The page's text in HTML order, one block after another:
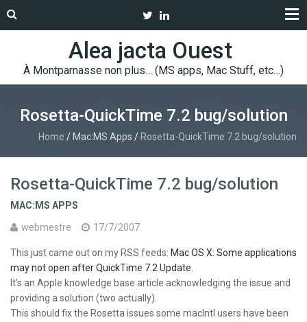
Alea jacta Ouest
À Montparnasse non plus… (MS apps, Mac Stuff, etc…)
Rosetta-QuickTime 7.2 bug/solution
Home / Mac:MS Apps / Rosetta-QuickTime 7.2 bug/solution
Rosetta-QuickTime 7.2 bug/solution
MAC:MS APPS
webmestre
17/7/2007
This just came out on my RSS feeds: Mac OS X: Some applications
may not open after QuickTime 7.2 Update
It’s an Apple knowledge base article acknowledging the issue and
providing a solution (two actually).
This should fix the Rosetta issues some macIntl users have been